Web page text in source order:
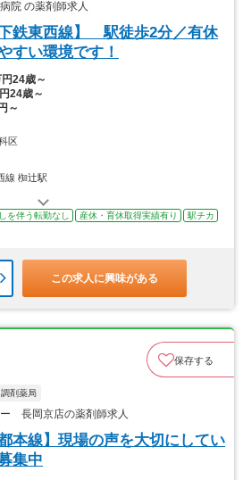
院 の薬剤師求人
下鉄東西線】 駅徒歩2分／有休
すい環境です！
円24歳～
24歳～
～
区
線 椥辻駅
を伴う転勤なし 産休・育休取得実績有り
駅チカ
この求人に興味がある
保存する
調剤薬局
長岡京店の薬剤師求人
本線】現場の声を大切にしてい
集中